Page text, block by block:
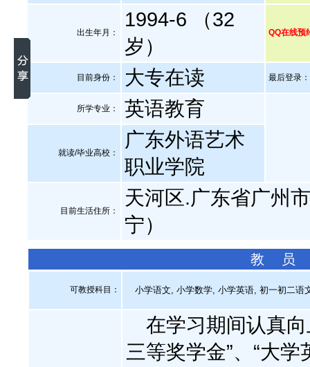
出生年月：
1994-6 （32
岁）
QQ在线预
目前身份： 大专在读 最后登录
所学专业： 英语教育
就读/毕业高校：
广东外语艺术
职业学院
目前生活住所：
天河区.广东省广州
宁）
教 员
可教授科目： 小学语文, 小学数学, 小学英语, 初一初二语
在学习期间认真向
三等奖学金”、“大学